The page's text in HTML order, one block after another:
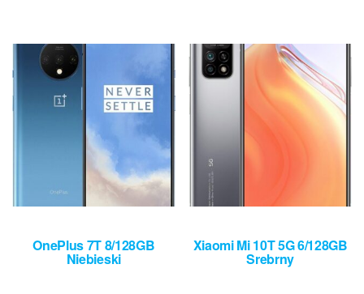
OnePlus 7T 8/128GB
Niebieski
Xiaomi Mi 10T 5G 6/128GB
Srebrny